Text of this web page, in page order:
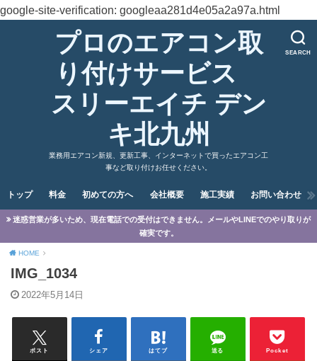
google-site-verification: googleaa281d4e05a2a97a.html
SEARCH
プロのエアコン取
り付けサービス
スリーエイチ デン
キ北九州
業務用エアコン新規、更新工事、インターネットで買ったエアコン工
事など取り付けお任せください。
トップ 料金 初めての方へ 会社概要 施工実績 お問い合わせ
迷惑営業が多いため、現在電話での受付はできません。メールやLINEでのやり取りが
確実です。
HOME
IMG_1034
2022年5月14日
ポスト シェア はてブ 送る Pocket